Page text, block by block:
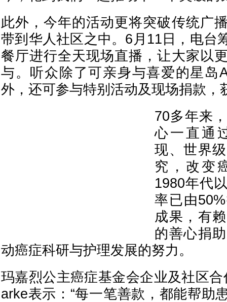
此外，今年的活动更将突破传统广
带到华人社区之中。6月11日，电台
餐厅进行全天现场直播，让大家以
与。听众除了可亲身与喜爱的星岛
外，还可参与特别活动及现场捐款，
70多年来
心一直通
现、世界
究，改变
1980年代
率已由
成果，有
的善心捐
动癌症科研与护理发展的努力。
玛嘉烈公主癌症基金会企业及社区
arke表示：“每一笔善款，都能帮助